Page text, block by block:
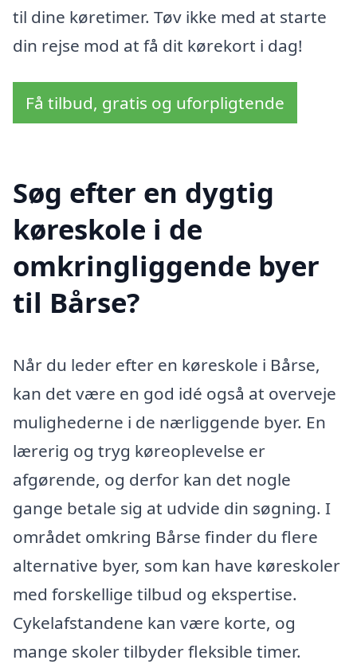
til dine køretimer. Tøv ikke med at starte
din rejse mod at få dit kørekort i dag!
Få tilbud, gratis og uforpligtende
Søg efter en dygtig
køreskole i de
omkringliggende byer
til Bårse?
Når du leder efter en køreskole i Bårse,
kan det være en god idé også at overveje
mulighederne i de nærliggende byer. En
lærerig og tryg køreoplevelse er
afgørende, og derfor kan det nogle
gange betale sig at udvide din søgning. I
området omkring Bårse finder du flere
alternative byer, som kan have køreskoler
med forskellige tilbud og ekspertise.
Cykelafstandene kan være korte, og
mange skoler tilbyder fleksible timer.